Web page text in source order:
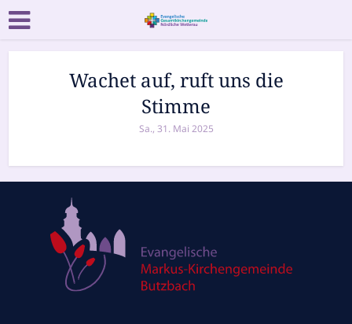
Wachet auf, ruft uns die
Stimme
Sa., 31. Mai 2025